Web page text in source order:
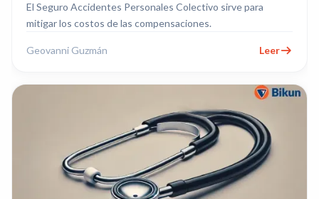
El Seguro Accidentes Personales Colectivo sirve para
mitigar los costos de las compensaciones.
Geovanni Guzmán Leer